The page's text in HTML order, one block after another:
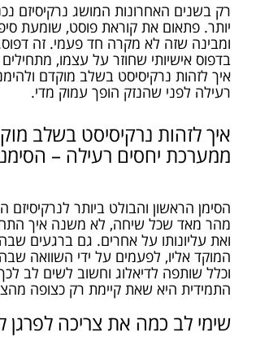
רק בשנים האחרונות המושג נרקיסיזם
יותר. פתאום את קוראת פוסט, שומעת
ומבינה שזה לא מקרה חד פעמי. זה
בדפוס אישיותי שחוזר על עצמו,
איך לזהות נרקיסיסט בשלב מוקדם
רעילה לפני שהנזק הופך עמוק מדי.
איך לזהות נרקיסיסט בשלב
ממערכת יחסים רעילה –
הסימן הראשון והבולט ביותר
מהר מאד שכל שיחה, לא משנה איך
ואת עליונותו על אחרים. גם ברגעים
המוקד אליו, לפעמים על ידי השוואה
וכלל שותפה לדיאלוג וחשוב לשים לב
התמידית היא שאת קיימת רק כצופה
שימי לב כמה את צריכה לפרגן